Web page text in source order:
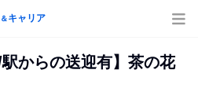
＆キャリア
駅からの送迎有】茶の花